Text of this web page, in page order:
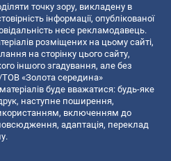
точку зору, викладену в
інформації, опублікованої
несе рекламодавець.
розміщених на цьому сайті,
на сторінку цього сайту,
іншого згадування, але без
ТОВ «Золота середина»
буде вважатися: будь-яке
наступне поширення,
включенням до
адаптація, переклад